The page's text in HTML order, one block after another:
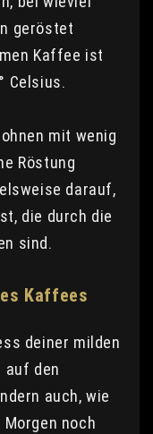
geröstet
Kaffee ist
Celsius.
mit wenig
Röstung
darauf,
die durch die
sind.
Kaffees
deiner milden
auf den
auch, wie
noch